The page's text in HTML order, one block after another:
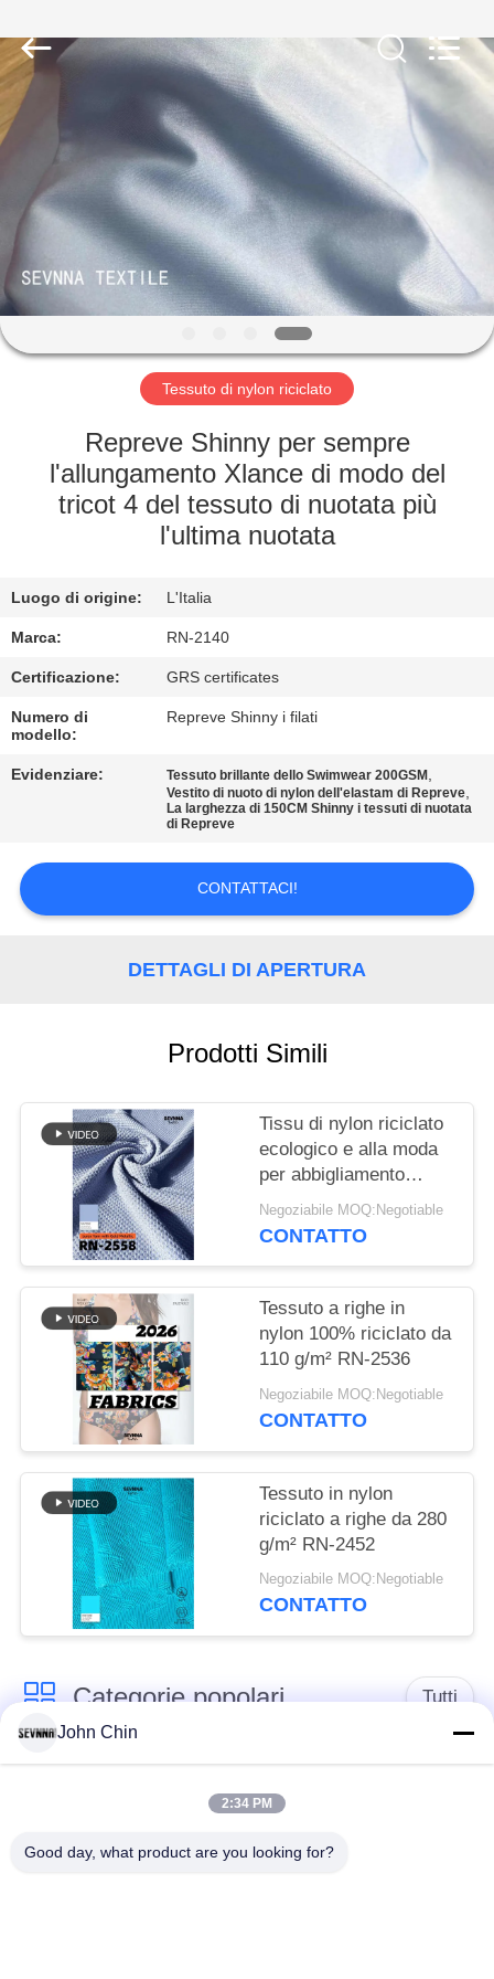
CASA
PRODOTTI
MOSTRA
VR
CIRCA
GIRO
DELLA
CONTROLLO
DI
QUALITÀ
CONTATTICI
CASI
PRIVACY
POLICY
TEXTILE.
All
Rights
Reserved.
Tessuto di nylon riciclato
Repreve Shinny per sempre
l'allungamento Xlance di modo del
tricot 4 del tessuto di nuotata più
l'ultima nuotata
Luogo di origine: L'Italia
Marca: RN-2140
Certificazione: GRS certificates
Numero di
modello:
Repreve Shinny i filati
Evidenziare: Tessuto brillante dello Swimwear 200GSM ,
Vestito di nuoto di nylon dell'elastam di Repreve,
La larghezza di 150CM Shinny i tessuti di nuotata
di Repreve
CONTATTACI!
DETTAGLI DI APERTURA
Prodotti Simili
Tissu di nylon riciclato
ecologico e alla moda
per abbigliamento
sostenibile
Negoziabile MOQ:Negotiable
CONTATTO
Tessuto a righe in
nylon 100% riciclato da
110 g/m² RN-2536
Negoziabile MOQ:Negotiable
CONTATTO
Tessuto in nylon
riciclato a righe da 280
g/m² RN-2452
Negoziabile MOQ:Negotiable
CONTATTO
Categorie popolari Tutti
Tessuto riciclato dello
Tessuto di nylon
riciclato
tessuto in poliestere
Tessuto riciclato di
John Chin
2:34 PM
Good day, what product are you looking for?